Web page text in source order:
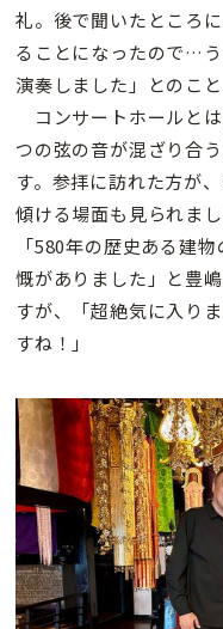
礼。後で聞いたところ
ることになったので…
演奏しました」とのこと
コンサートホールと
つの弦の音が混ざり合
す。参拝に訪れた方が
傾ける場面も見られまし
「580年の歴史ある建
慨がありました」と豊
すが、「超絶気に入り
すね！」